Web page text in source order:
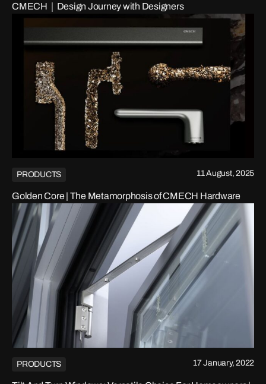
CMECH｜Design Journey with Designers
PRODUCTS 11 August, 2025
Golden Core | The Metamorphosis of CMECH Hardware
PRODUCTS 17 January, 2022